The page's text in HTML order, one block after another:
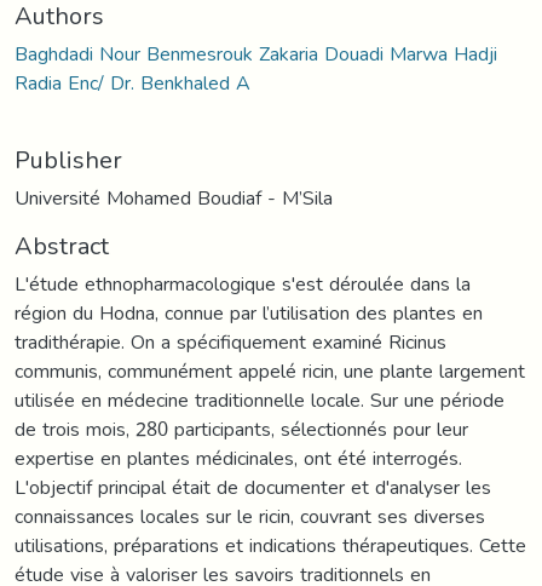
Authors
Baghdadi Nour Benmesrouk Zakaria Douadi Marwa Hadji
Radia Enc/ Dr. Benkhaled A
Publisher
Université Mohamed Boudiaf - M’Sila
Abstract
L'étude ethnopharmacologique s'est déroulée dans la
région du Hodna, connue par l’utilisation des plantes en
tradithérapie. On a spécifiquement examiné Ricinus
communis, communément appelé ricin, une plante largement
utilisée en médecine traditionnelle locale. Sur une période
de trois mois, 280 participants, sélectionnés pour leur
expertise en plantes médicinales, ont été interrogés.
L'objectif principal était de documenter et d'analyser les
connaissances locales sur le ricin, couvrant ses diverses
utilisations, préparations et indications thérapeutiques. Cette
étude vise à valoriser les savoirs traditionnels en